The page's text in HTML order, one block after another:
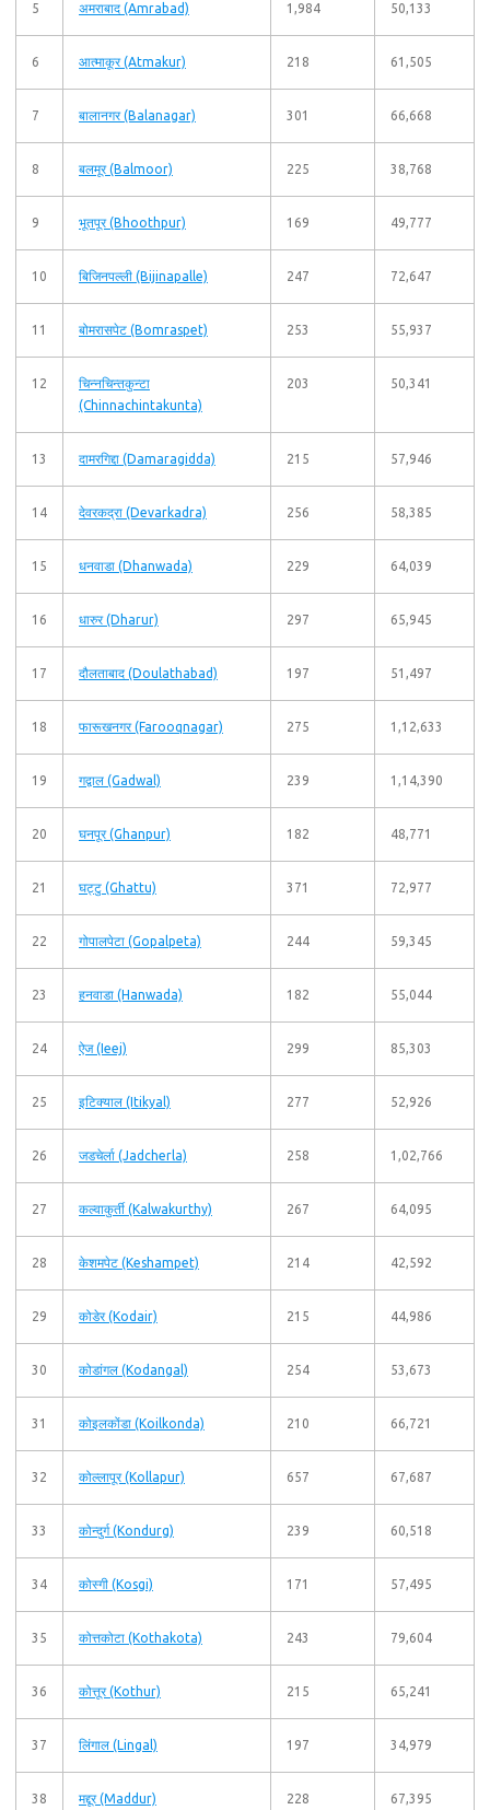
5 अमराबाद (Amrabad) 1,984 50,133
6 आत्माकूर (Atmakur) 218 61,505
7 बालानगर (Balanagar) 301 66,668
8 बलमूर (Balmoor) 225 38,768
9 भूतपूर (Bhoothpur) 169 49,777
10 बिजिनपल्ली (Bijinapalle) 247 72,647
11 बोमरासपेट (Bomraspet) 253 55,937
12
चिन्नचिन्तकुन्टा
(Chinnachintakunta)
203 50,341
13 दामरगिद्दा (Damaragidda) 215 57,946
14 देवरकद्रा (Devarkadra) 256 58,385
15 धनवाडा (Dhanwada) 229 64,039
16 धारुर (Dharur) 297 65,945
17 दौलताबाद (Doulathabad) 197 51,497
18 फारूखनगर (Farooqnagar) 275 1,12,633
19 गद्वाल (Gadwal) 239 1,14,390
20 घनपूर (Ghanpur) 182 48,771
21 घट्टु (Ghattu) 371 72,977
22 गोपालपेटा (Gopalpeta) 244 59,345
23 हनवाडा (Hanwada) 182 55,044
24 ऐज (Ieej) 299 85,303
25 इटिक्याल (Itikyal) 277 52,926
26 जडचेर्ला (Jadcherla) 258 1,02,766
27 कल्वाकुर्ती (Kalwakurthy) 267 64,095
28 केशमपेट (Keshampet) 214 42,592
29 कोडेर (Kodair) 215 44,986
30 कोडांगल (Kodangal) 254 53,673
31 कोइलकोंडा (Koilkonda) 210 66,721
32 कोल्लापूर (Kollapur) 657 67,687
33 कोन्दुर्ग (Kondurg) 239 60,518
34 कोस्गी (Kosgi) 171 57,495
35 कोत्तकोटा (Kothakota) 243 79,604
36 कोत्तूर (Kothur) 215 65,241
37 लिंगाल (Lingal) 197 34,979
38 मद्दूर (Maddur) 228 67,395